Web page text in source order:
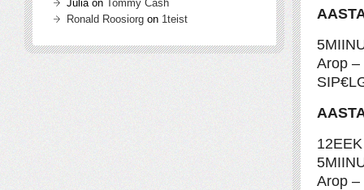
Arop –
Arop –
Juliaon Tommy Cash
Ronald Roosiorg on 1teist